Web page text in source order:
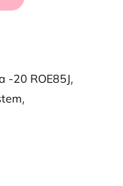
-20 ROE85J,
,